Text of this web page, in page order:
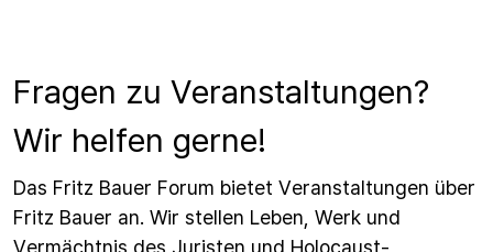
Fragen zu Veranstaltungen?
Wir helfen gerne!
Das Fritz Bauer Forum bietet Veranstaltungen über
Fritz Bauer an. Wir stellen Leben, Werk und